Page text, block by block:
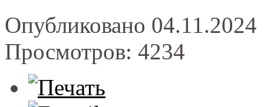
Опубликовано 04.11.2024
Просмотров: 4234